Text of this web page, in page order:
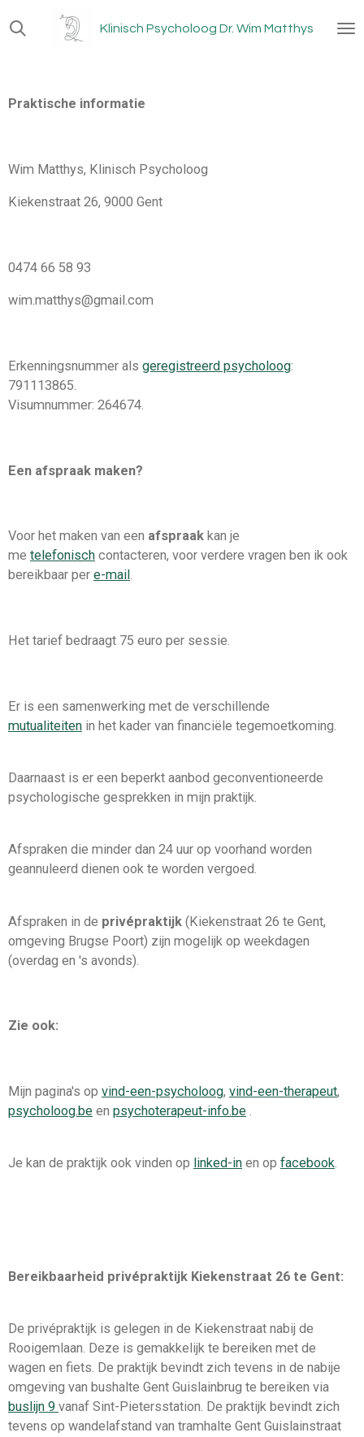
Ga
direct
hoofdinhoud
Klinisch Psycholoog Dr. Wim Matthys
Praktische informatie
Wim Matthys, Klinisch Psycholoog
Kiekenstraat 26, 9000 Gent
0474 66 58 93
wim.matthys@gmail.com
Erkenningsnummer als geregistreerd psycholoog:
791113865.
Visumnummer: 264674.
Een afspraak maken?
Voor het maken van een afspraak kan je
me telefonisch contacteren, voor verdere vragen ben ik ook
bereikbaar per e-mail .
Het tarief bedraagt 75 euro per sessie.
Er is een samenwerking met de verschillende
mutualiteiten in het kader van financiële tegemoetkoming.
Daarnaast is er een beperkt aanbod geconventioneerde
psychologische gesprekken in mijn praktijk.
Afspraken die minder dan 24 uur op voorhand worden
geannuleerd dienen ook te worden vergoed.
Afspraken in de privépraktijk (Kiekenstraat 26 te Gent,
omgeving Brugse Poort) zijn mogelijk op weekdagen
(overdag en 's avonds).
Zie ook:
Mijn pagina's op vind-een-psycholoog, vind-een-therapeut,
psycholoog.be en psychoterapeut-info.be .
Je kan de praktijk ook vinden op linked-in en op facebook.
Bereikbaarheid privépraktijk Kiekenstraat 26 te Gent:
De privépraktijk is gelegen in de Kiekenstraat nabij de
Rooigemlaan. Deze is gemakkelijk te bereiken met de
wagen en fiets. De praktijk bevindt zich tevens in de nabije
omgeving van bushalte Gent Guislainbrug te bereiken via
buslijn 9 vanaf Sint-Pietersstation. De praktijk bevindt zich
tevens op wandelafstand van tramhalte Gent Guislainstraat